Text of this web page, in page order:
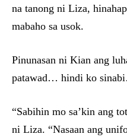
na tanong ni Liza,
mabaho sa usok.
Pinunasan ni Kian ang
patawad… hindi ko
“Sabihin mo sa’kin ang
ni Liza. “Nasaan ang